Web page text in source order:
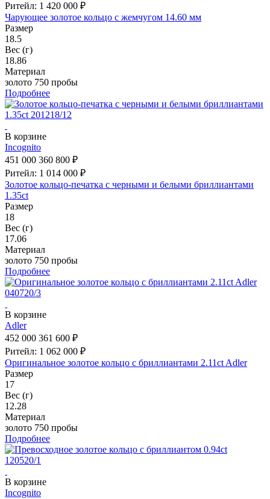
Ритейл: 1 420 000 ₽
Чарующее золотое кольцо с жемчугом 14.60 мм
Размер
18.5
Вес (г)
18.86
Материал
золото 750 пробы
Подробнее
В корзине
Incognito
451 000 360 800 ₽
Ритейл: 1 014 000 ₽
Золотое кольцо-печатка с черными и белыми бриллиантами
1.35ct
Размер
18
Вес (г)
17.06
Материал
золото 750 пробы
Подробнее
В корзине
Adler
452 000 361 600 ₽
Ритейл: 1 062 000 ₽
Оригинальное золотое кольцо с бриллиантами 2.11ct Adler
Размер
17
Вес (г)
12.28
Материал
золото 750 пробы
Подробнее
В корзине
Incognito